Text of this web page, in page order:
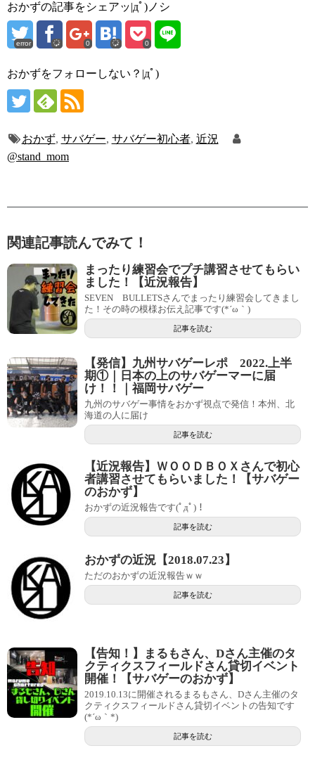
おかずの記事をシェアッ|дﾟ)ノシ
error 0 0
おかずをフォローしない？|дﾟ)
おかず, サバゲー, サバゲー初心者, 近況
@stand_mom
関連記事読んでみて！
まったり練習会でプチ講習させてもらい
ました！【近況報告】
SEVEN BULLETSさんでまったり練習会してきまし
た！その時の模様お伝え記事です(*´ω｀)
記事を読む
【発信】九州サバゲーレポ 2022.上半
期①｜日本の上のサバゲーマーに届
け！！｜福岡サバゲー
九州のサバゲー事情をおかず視点で発信！本州、北
海道の人に届け
記事を読む
【近況報告】ＷＯＯＤＢＯＸさんで初心
者講習させてもらいました！【サバゲー
のおかず】
おかずの近況報告です(ﾟдﾟ)！
記事を読む
おかずの近況【2018.07.23】
ただのおかずの近況報告ｗｗ
記事を読む
【告知！】まるもさん、Dさん主催のタ
クティクスフィールドさん貸切イベント
開催！【サバゲーのおかず】
2019.10.13に開催されるまるもさん、Dさん主催のタ
クティクスフィールドさん貸切イベントの告知です
(*´ω｀*)
記事を読む